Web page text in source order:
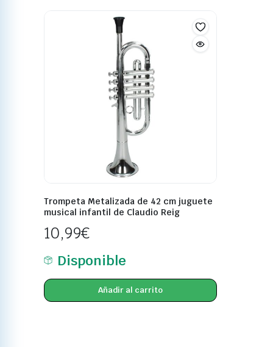
Trompeta Metalizada de 42 cm juguete
musical infantil de Claudio Reig
10,99€
Disponible
Añadir al carrito